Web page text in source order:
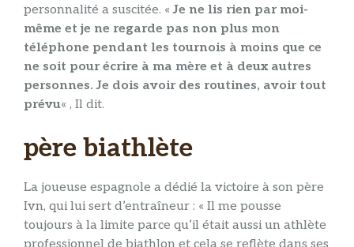
personnalité a suscitée. «Je ne lis rien par moi-
même et je ne regarde pas non plus mon
téléphone pendant les tournois à moins que ce
ne soit pour écrire à ma mère et à deux autres
personnes. Je dois avoir des routines, avoir tout
prévu« , Il dit.
père biathlète
La joueuse espagnole a dédié la victoire à son père
Ivn, qui lui sert d’entraîneur : « Il me pousse
toujours à la limite parce qu’il était aussi un athlète